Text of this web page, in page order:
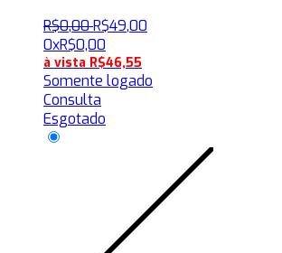
R$0,00R$49,00
0xR$0,00
à vista R$46,55
Somente logado
Consulta
Esgotado